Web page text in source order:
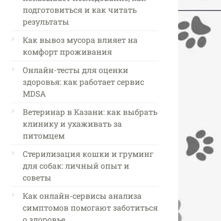
подготовиться и как читать
результаты
Как вывоз мусора влияет на
комфорт проживания
Онлайн-тесты для оценки
здоровья: как работает сервис
MDSA
Ветеринар в Казани: как выбрать
клинику и ухаживать за
питомцем
Стерилизация кошки и груминг
для собак: личный опыт и
советы
Как онлайн-сервисы анализа
симптомов помогают заботиться